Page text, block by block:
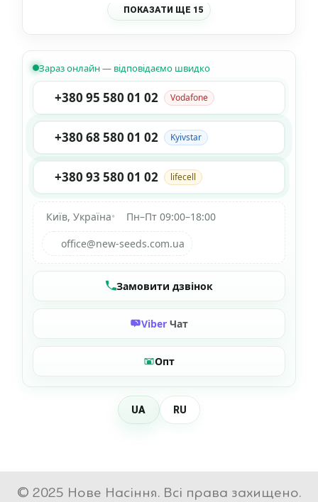
ПОКАЗАТИ ЩЕ 15
Зараз онлайн — відповідаємо швидко
+380 95 580 01 02 Vodafone
+380 68 580 01 02 Kyivstar
+380 93 580 01 02 lifecell
Київ, Україна•
Пн–Пт 09:00–18:00
office@new-seeds.com.ua
Замовити дзвінок
Viber Чат
Опт
UA RU
© 2025 Нове Насіння. Всі права захищено.